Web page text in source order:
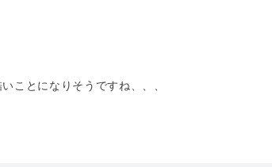
ことになりそうですね、、、